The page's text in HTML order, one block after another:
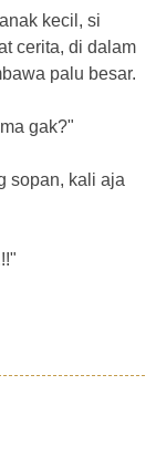
kecil, si
cerita, di dalam
palu besar.
gak?"
sopan, kali aja